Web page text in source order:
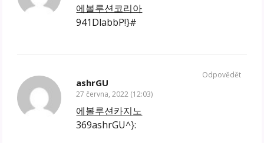
에볼루션코리아
941DlabbP!}#
ashrGU
27 června, 2022 (12:03)
에볼루션카지노
369ashrGU^}:
Odpovědět